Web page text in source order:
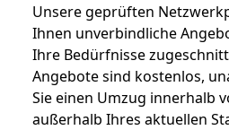
Unsere geprüften
Ihnen unverbindliche
Ihre Bedürfnisse
Angebote sind kostenlos,
Sie einen Umzug innerhalb
außerhalb Ihres aktuellen